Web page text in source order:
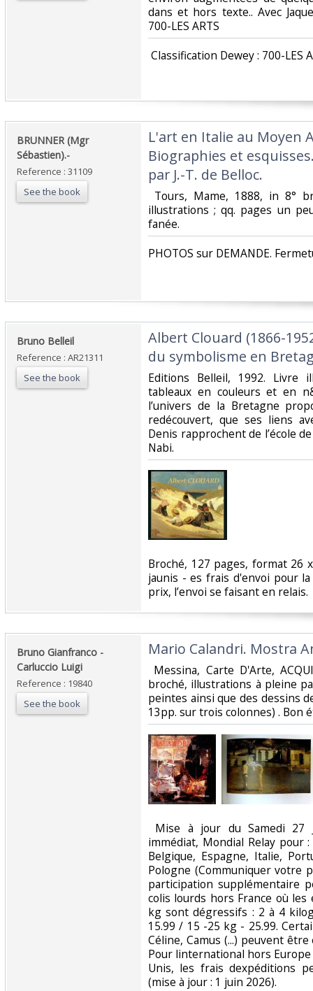
dans et hors texte.. Avec
700-LES ARTS‎
Classification Dewey : 700-LES
‎BRUNNER (Mgr
Sébastien).-‎
Reference : 31109
See the book
‎L'art en Italie au Moyen
Biographies et
par J.-T. de Belloc.‎
Tours, Mame, 1888, in 8°
illustrations ; qq. pages un
fanée. ‎
‎PHOTOS sur DEMANDE.
‎Bruno Belleil‎
Reference : AR21311
See the book
‎Albert Clouard (1866-
du symbolisme en
‎Editions Belleil, 1992. Livre
tableaux en couleurs et en
l’univers de la Bretagne
redécouvert, que ses liens
Denis rapprochent de l’école
Nabi.‎
‎Broché, 127 pages, format 26
jaunis - es frais d'envoi pour
prix, l’envoi se faisant en relais.‎
‎Bruno Gianfranco -
Carluccio Luigi‎
Reference : 19840
See the book
‎Mario Calandri. Mostra
Messina, Carte D'Arte,
broché, illustrations à pleine
peintes ainsi que des dessins
13pp. sur trois colonnes) . Bon
Mise à jour du Samedi 27
immédiat, Mondial Relay pour
Belgique, Espagne, Italie,
Pologne (Communiquer votre
participation supplémentaire
colis lourds hors France où
kg sont dégressifs : 2 à 4
15.99 / 15 -25 kg - 25.99.
Céline, Camus (...) peuvent
Pour linternational hors Europe
Unis, les frais dexpéditions
(mise à jour : 1 juin 2026). ‎